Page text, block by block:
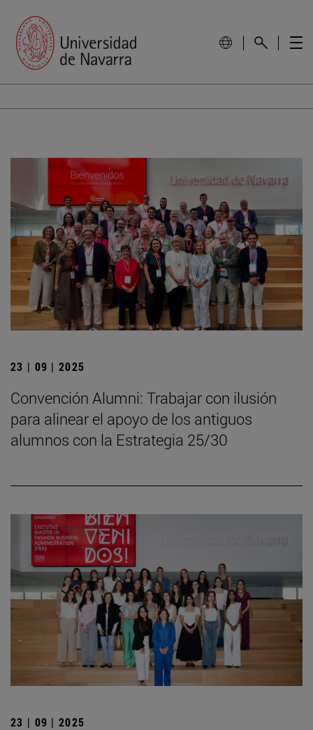
23 | 09 | 2025
Convención Alumni: Trabajar con ilusión
para alinear el apoyo de los antiguos
alumnos con la Estrategia 25/30
23 | 09 | 2025